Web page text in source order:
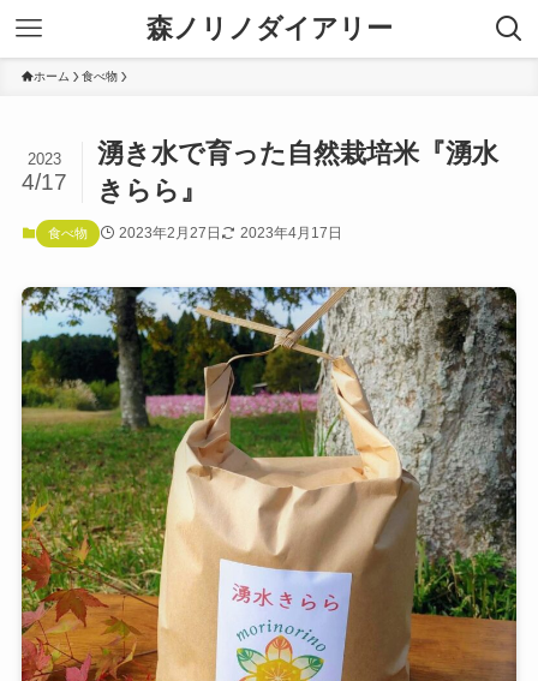
森ノリノダイアリー
ホーム 食べ物
湧き水で育った自然栽培米『湧水
きらら』
2023
4/17
食べ物 2023年2月27日 2023年4月17日